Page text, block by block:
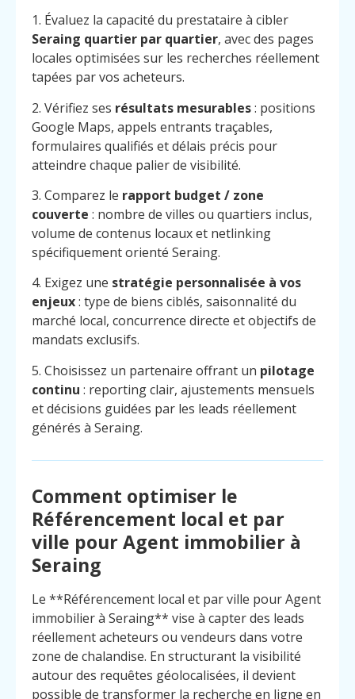
Contact
Appelez
1. Évaluez la capacité du prestataire à cibler
Seraing quartier par quartier, avec des pages
locales optimisées sur les recherches réellement
tapées par vos acheteurs.
2. Vérifiez ses résultats mesurables: positions
Google Maps, appels entrants traçables,
formulaires qualifiés et délais précis pour
atteindre chaque palier de visibilité.
3. Comparez le rapport budget / zone
couverte : nombre de villes ou quartiers inclus,
volume de contenus locaux et netlinking
spécifiquement orienté Seraing.
4. Exigez une stratégie personnalisée à vos
enjeux: type de biens ciblés, saisonnalité du
marché local, concurrence directe et objectifs de
mandats exclusifs.
5. Choisissez un partenaire offrant un pilotage
continu : reporting clair, ajustements mensuels
et décisions guidées par les leads réellement
générés à Seraing.
Comment optimiser le
Référencement local et par
ville pour Agent immobilier à
Seraing
Le **Référencement local et par ville pour Agent
immobilier à Seraing** vise à capter des leads
réellement acheteurs ou vendeurs dans votre
zone de chalandise. En structurant la visibilité
autour des requêtes géolocalisées, il devient
possible de transformer la recherche en ligne en